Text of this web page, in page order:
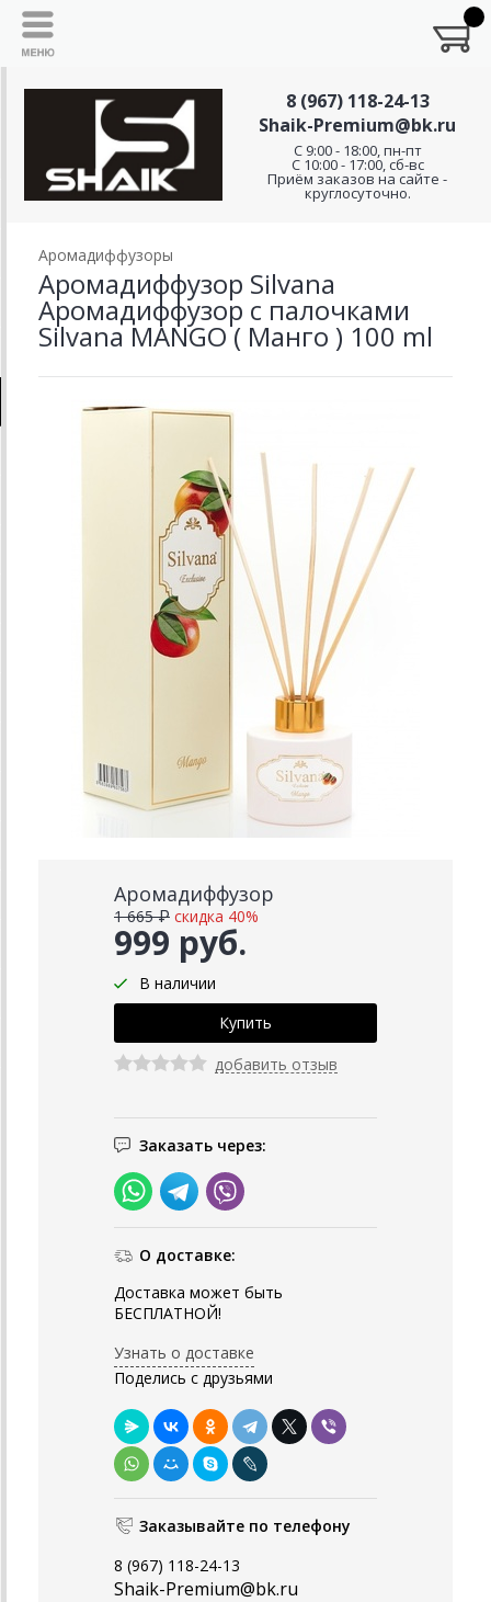
8 (967) 118-24-13
Shaik-Premium@bk.ru
C 9:00 - 18:00, пн-пт
С 10:00 - 17:00, сб-вс
Приём заказов на сайте -
круглосуточно.
Аромадиффузоры
Аромадиффузор Silvana
Аромадиффузор с палочками
Silvana MANGO ( Манго ) 100 ml
Аромадиффузор
999 руб.
1 665 ₽ скидка 40%
В наличии
добавить отзыв
Заказать через:
О доставке:
Доставка может быть
БЕСПЛАТНОЙ!
Узнать о доставке
Поделись с друзьями
Заказывайте по телефону
8 (967) 118-24-13
Shaik-Premium@bk.ru